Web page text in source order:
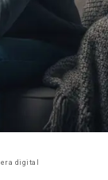
era digital